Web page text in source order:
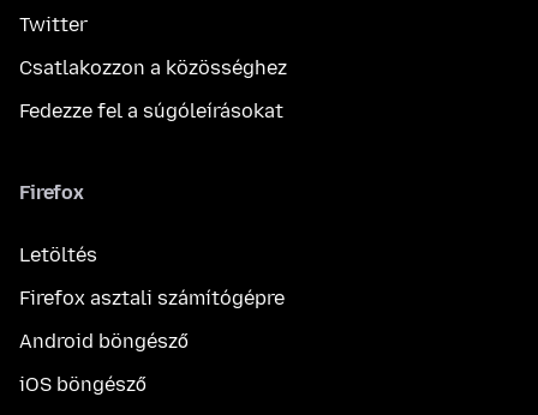
Twitter
Csatlakozzon a közösséghez
Fedezze fel a súgóleírásokat
Firefox
Letöltés
Firefox asztali számítógépre
Android böngésző
iOS böngésző